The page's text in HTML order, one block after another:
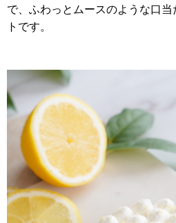
で、ふわっとムースのような口
トです。